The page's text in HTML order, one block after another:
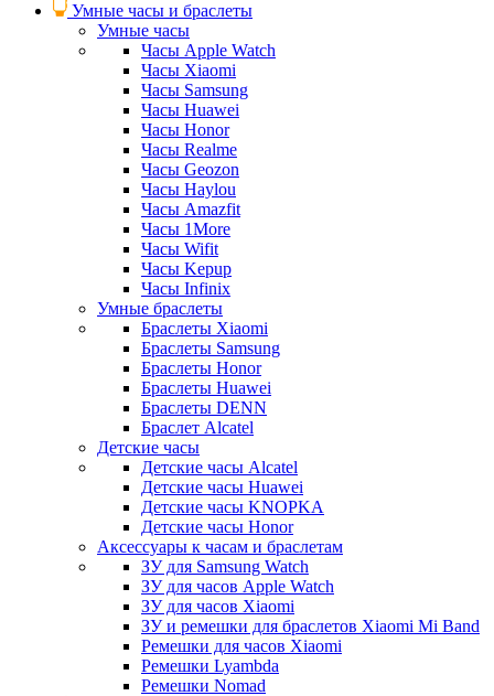
Умные часы и браслеты
Умные часы
Часы Apple Watch
Часы Xiaomi
Часы Samsung
Часы Huawei
Часы Honor
Часы Realme
Часы Geozon
Часы Haylou
Часы Amazfit
Часы 1More
Часы Wifit
Часы Kepup
Часы Infinix
Умные браслеты
Браслеты Xiaomi
Браслеты Samsung
Браслеты Honor
Браслеты Huawei
Браслеты DENN
Браслет Alcatel
Детские часы
Детские часы Alcatel
Детские часы Huawei
Детские часы KNOPKA
Детские часы Honor
Аксессуары к часам и браслетам
ЗУ для Samsung Watch
ЗУ для часов Apple Watch
ЗУ для часов Xiaomi
ЗУ и ремешки для браслетов Xiaomi Mi Band
Ремешки для часов Xiaomi
Ремешки Lyambda
Ремешки Nomad